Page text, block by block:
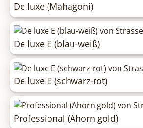
De luxe (Mahagoni)
De luxe E (blau-weiß)
De luxe E (schwarz-rot)
Professional (Ahorn gold)